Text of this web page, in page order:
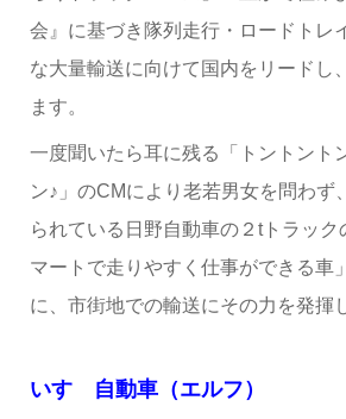
会』に基づき隊列走行・ロードトレ
な大量輸送に向けて国内をリードし
ます。
一度聞いたら耳に残る「トントント
ン♪」のCMにより老若男女を問わず
られている日野自動車の２tトラック
マートで走りやすく仕事ができる車
に、市街地での輸送にその力を発揮
いすゞ自動車（エルフ）